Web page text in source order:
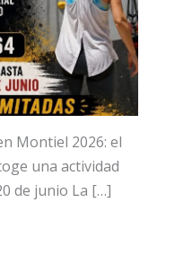
Montiel 2026: el
una actividad
de junio La […]